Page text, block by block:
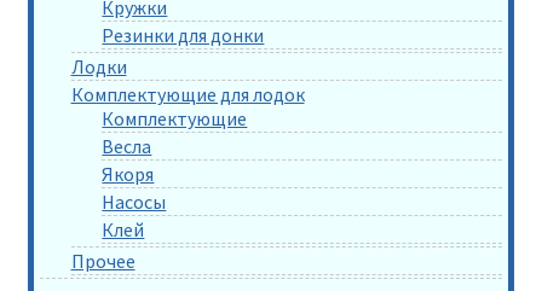
Кружки
Резинки для донки
Лодки
Комплектующие для лодок
Комплектующие
Весла
Якоря
Насосы
Клей
Прочее